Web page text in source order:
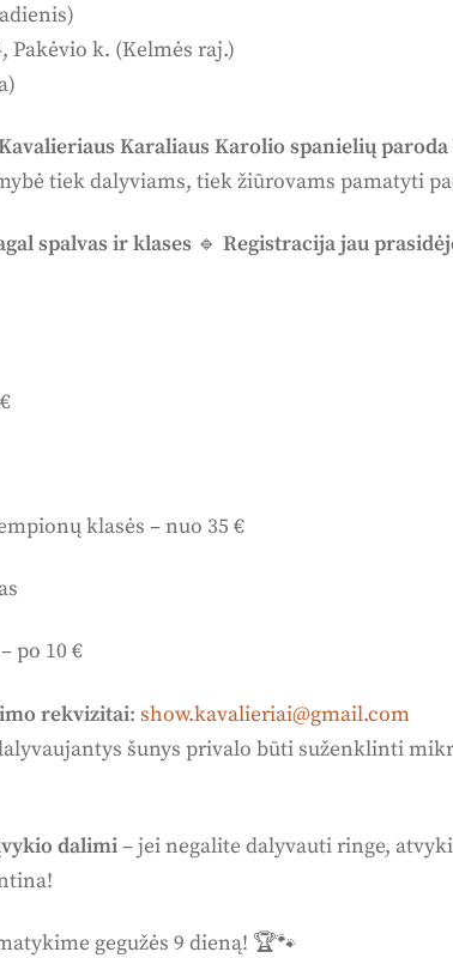
Pakėvio k. (Kelmės raj.)
Karaliaus Karolio spanielių
tiek dalyviams, tiek žiūrovams pamatyti
spalvas ir klases 🔹 Registracija jau
klasės – nuo 35 €
po 10 €
rekvizitai: show.kavalieriai@gmail.com
šunys privalo būti suženklinti
dalimi– jei negalite dalyvauti ringe,
gegužės 9 dieną! 🏆🐾